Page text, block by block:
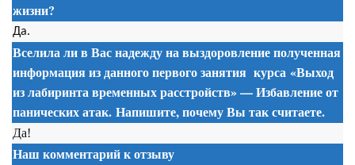
жизни?
Да.
Вселила ли в Вас надежду на выздоровление полученная
информация из данного первого занятия курса «Выход
из лабиринта временных расстройств» — Избавление от
панических атак. Напишите, почему Вы так считаете.
Да!
Наш комментарий к отзыву